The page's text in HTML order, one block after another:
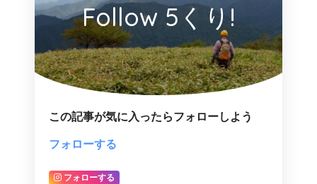
Follow 5くり!
この記事が気に入ったらフォローしよう
フォローする
フォローする